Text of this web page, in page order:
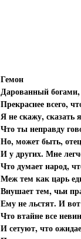
Гемон
Дарованный
Прекраснее всего,
Я не скажу, сказать
Что ты неправду
Но, может быть,
И у других. Мне
Что думает народ,
Меж тем как царь
Внушает тем, чьи
Ему не льстят. И
Что втайне все
И сетуют, что